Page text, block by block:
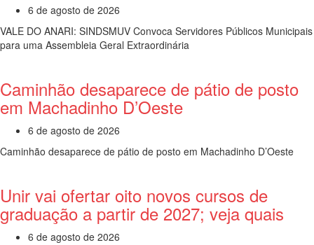
6 de agosto de 2026
VALE DO ANARI: SINDSMUV Convoca Servidores Públicos Municipais
para uma Assembleia Geral Extraordinária
Caminhão desaparece de pátio de posto
em Machadinho D’Oeste
6 de agosto de 2026
Caminhão desaparece de pátio de posto em Machadinho D’Oeste
Unir vai ofertar oito novos cursos de
graduação a partir de 2027; veja quais
6 de agosto de 2026